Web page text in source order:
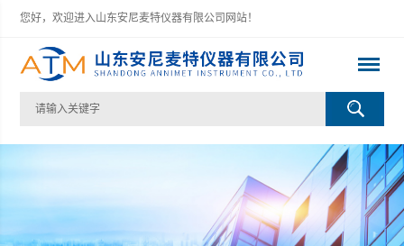
您好，欢迎进入山东安尼麦特仪器有限公司网站！